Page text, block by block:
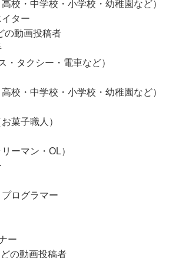
校・中学校・小学校・幼稚園など）
ター
動画投稿者
タクシー・電車など）
校・中学校・小学校・幼稚園など）
菓子職人）
ーマン・OL）
ログラマー
ー
の動画投稿者